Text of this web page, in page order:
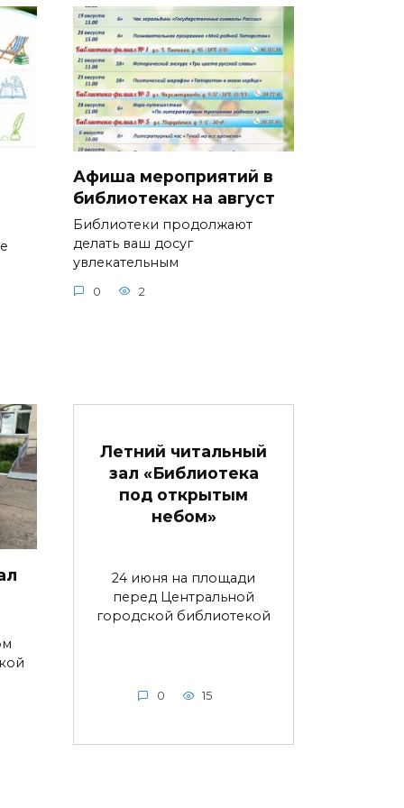
Афиша мероприятий в
библиотеках на август
Библиотеки продолжают
делать ваш досуг
увлекательным
0 2
Летний читальный
зал «Библиотека
под открытым
небом»
24 июня на площади
перед Центральной
городской библиотекой
0 15